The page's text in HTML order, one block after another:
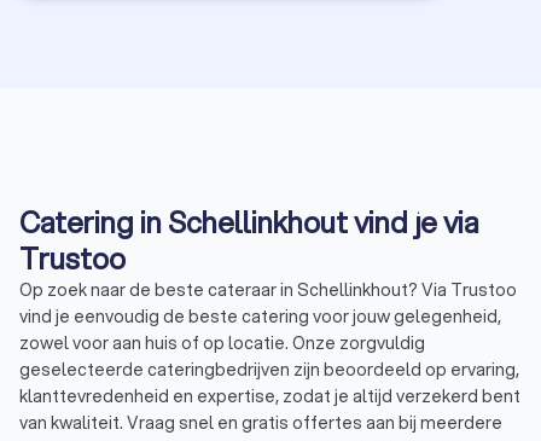
Catering in Schellinkhout vind je via
Trustoo
Op zoek naar de beste cateraar in Schellinkhout? Via Trustoo
vind je eenvoudig de beste catering voor jouw gelegenheid,
zowel voor aan huis of op locatie. Onze zorgvuldig
geselecteerde cateringbedrijven zijn beoordeeld op ervaring,
klanttevredenheid en expertise, zodat je altijd verzekerd bent
van kwaliteit. Vraag snel en gratis offertes aan bij meerdere